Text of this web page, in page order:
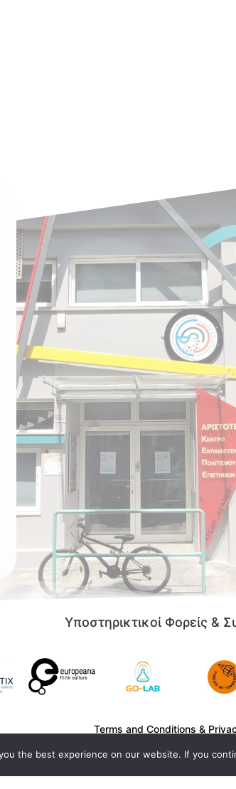
Υποστηρικτικοί Φορείς &
Terms and Conditions &
© 2021 Κ.Ε.Π.Ε. “Αριστοτέλειο” | All Rights
♥
the best experience on our website. If you